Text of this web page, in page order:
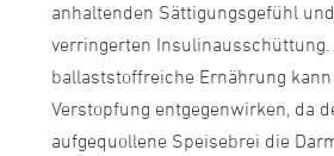
anhaltenden Sättigungsgefühl
verringerten Insulinausschüttung.
ballaststoffreiche Ernährung
Verstopfung entgegenwirken, da
aufgequollene Speisebrei die